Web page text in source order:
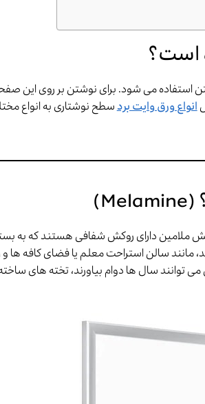
است؟
استفاده می شود. برای نوشتن بر روی این
انواع ورق وایت بردسطح نوشتاری به انواع
(
Melamine
)
ملامین دارای روکش شفافی هستند که به
مانند سالن استراحت معلم یا فضای کافه ها و
توانند سال ها دوام بیاورند، تخته های